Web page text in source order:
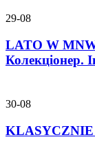
29-08
LATO W
Колекціонер.
30-08
KLASYCZNIE